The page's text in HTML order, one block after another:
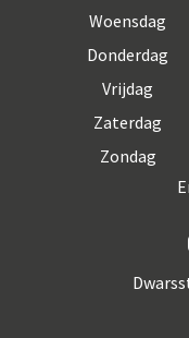
Woensdag
Donderdag
Vrijdag
Zaterdag
Zondag